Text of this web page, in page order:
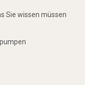
Sie wissen müssen